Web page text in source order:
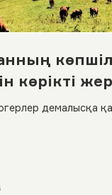
көрікті
демалысқа